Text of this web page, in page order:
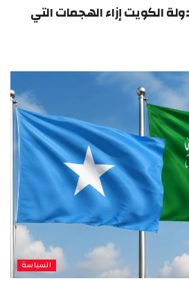
الكويت إزاء الهجمات التي
السياسة